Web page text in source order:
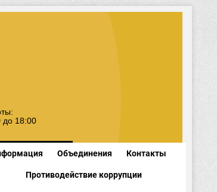
до 18:00
Объединения Контакты
Противодействие коррупции